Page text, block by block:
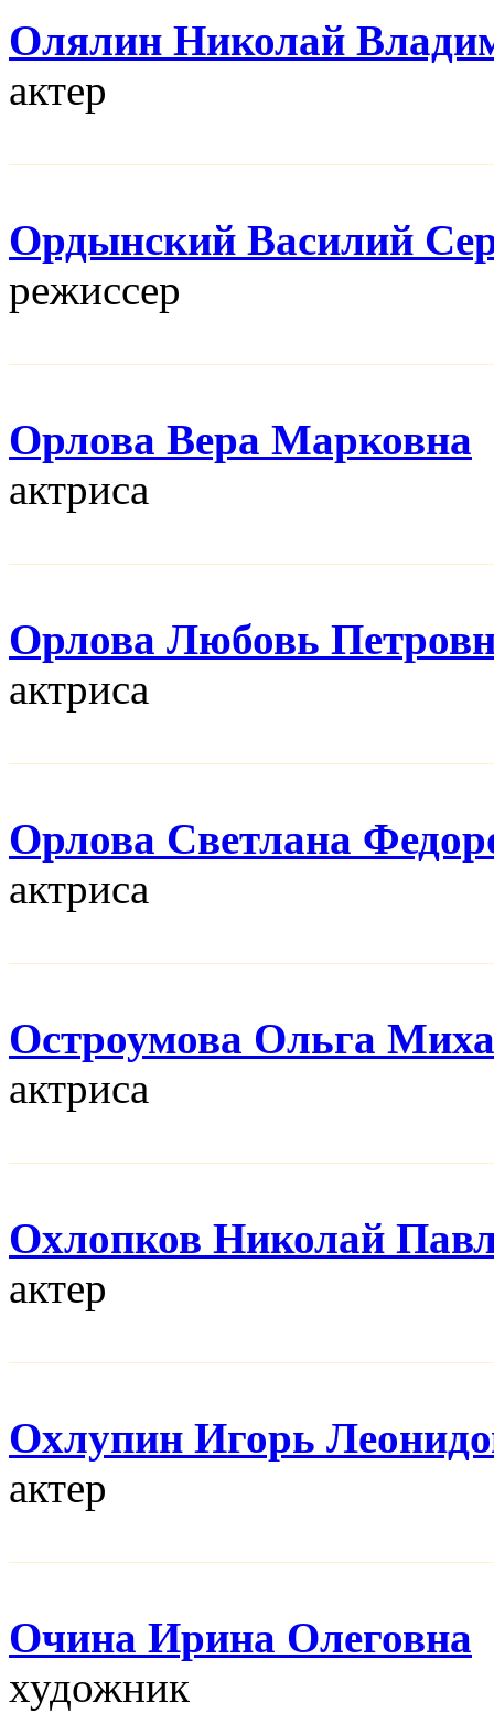
Олялин Николай
актер
Ордынский Василий
режисcер
Орлова Вера Марковна
актриса
Орлова Любовь
актриса
Орлова Светлана
актриса
Остроумова Ольга
актриса
Охлопков Николай
актер
Охлупин Игорь
актер
Очина Ирина Олеговна
художник